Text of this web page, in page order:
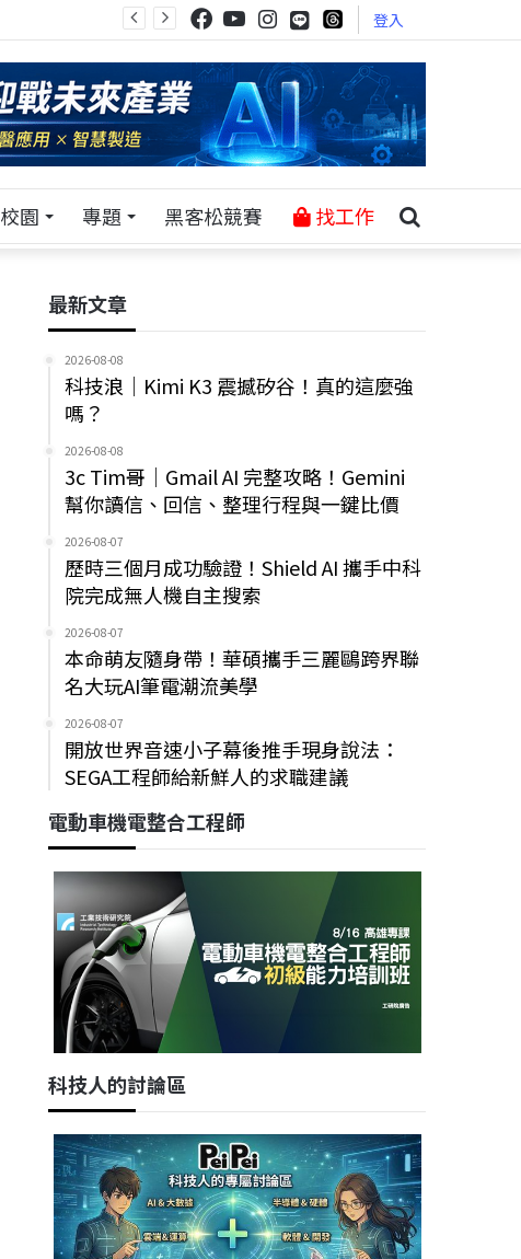
登入
校園 專題 黑客松競賽 找工作
最新文章
2026-08-08
科技浪｜Kimi K3 震撼矽谷！真的這麼強
嗎？
2026-08-08
3c Tim哥｜Gmail AI 完整攻略！Gemini
幫你讀信、回信、整理行程與一鍵比價
2026-08-07
歷時三個月成功驗證！Shield AI 攜手中科
院完成無人機自主搜索
2026-08-07
本命萌友隨身帶！華碩攜手三麗鷗跨界聯
名大玩AI筆電潮流美學
2026-08-07
開放世界音速小子幕後推手現身說法：
SEGA工程師給新鮮人的求職建議
電動車機電整合工程師
科技人的討論區